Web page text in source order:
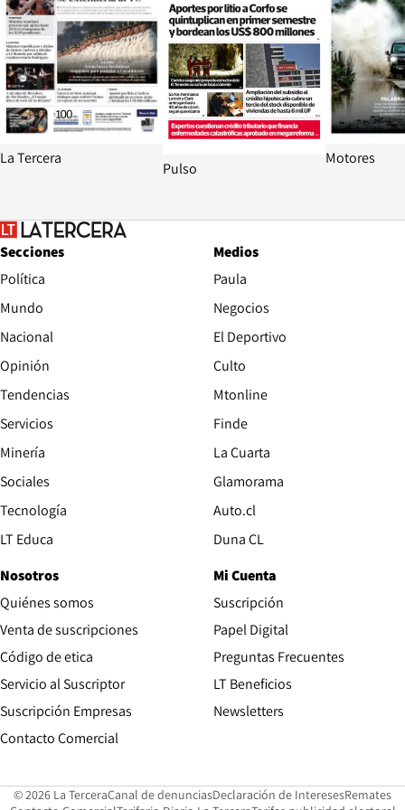
La Tercera
Pulso
Motores
Secciones
Política
Mundo
Nacional
Opinión
Tendencias
Servicios
Minería
Sociales
Tecnología
LT Educa
Medios
Paula
Negocios
El Deportivo
Culto
Mtonline
Finde
La Cuarta
Glamorama
Auto.cl
Duna CL
Nosotros
Quiénes somos
Venta de suscripciones
Código de etica Opens in new window
Servicio al Suscriptor
Suscripción Empresas
Contacto Comercial
Mi Cuenta
Suscripción
Papel Digital
Preguntas Frecuentes
LT Beneficios
Newsletters
© 2026 La TerceraCanal de denunciasOpens in new window
Declaración de InteresesOpens in
Remates